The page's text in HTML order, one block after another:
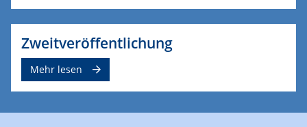
Zweitveröffentlichung
Mehr lesen